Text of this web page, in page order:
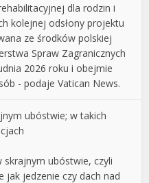
dla rodzin i
kolejnej odsłony projektu
ze środków polskiej
Spraw Zagranicznych
2026 roku i obejmie
- podaje Vatican News.
ubóstwie; w takich
skrajnym ubóstwie, czyli
jedzenie czy dach nad